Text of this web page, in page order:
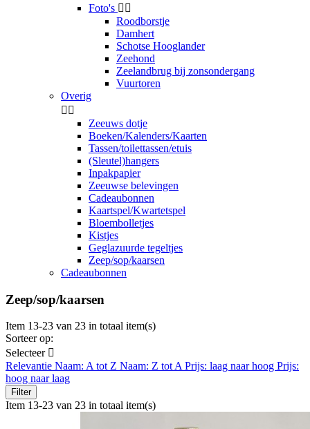
Foto's  
Roodborstje
Damhert
Schotse Hooglander
Zeehond
Zeelandbrug bij zonsondergang
Vuurtoren
Overig
 
Zeeuws dotje
Boeken/Kalenders/Kaarten
Tassen/toilettassen/etuis
(Sleutel)hangers
Inpakpapier
Zeeuwse belevingen
Cadeaubonnen
Kaartspel/Kwartetspel
Bloembolletjes
Kistjes
Geglazuurde tegeltjes
Zeep/sop/kaarsen
Cadeaubonnen
Zeep/sop/kaarsen
Item 13-23 van 23 in totaal item(s)
Sorteer op:
Selecteer 
Relevantie Naam: A tot Z Naam: Z tot APrijs: laag naar hoog Prijs:
hoog naar laag
Filter
Item 13-23 van 23 in totaal item(s)